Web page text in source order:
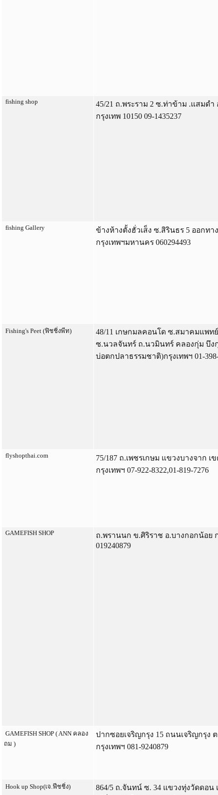
fishing shop
45/21 ถ.พระราม 2 ซ.ท่าข้าม .แสมดํา
กรุงเทพ 10150 09-1435237
fishing Gallery
ข้างห้างตั้งฮั่วเส็ง ซ.สิรินธร 5 ออกท
กรุงเทพฯมหานคร 060294493
Fishing's Peet (ฟิชชิ่งพีท)
48/11 เกษกมลคอนโด ซ.สมาคมแพท
ซ.นวลจันทร์ ถ.นวมินทร์ คลองกุ่ม บึง
บ่อตกปลาธรรมชาติ)กรุงเทพฯ 01-
flyshopthai.com
75/187 ถ.เพชรเกษม แขวงบางจาก เ
กรุงเทพฯ 07-922-8322,01-819-7276
GAMEFISH SHOP
ถ.พรานนก ข.ศิริราช อ.บางกอกน้อย ก
019240879
GAMEFISH SHOP ( ANN คลอง
ถม )
ปากซอยเจริญกรุง 15 ถนนเจริญกรุง
กรุงเทพฯ 081-9240879
Hook up Shop(เจ.ฟีชชิ่ง)
864/5 ถ.จันทน์ ซ. 34 แขวงทุ่งวัดดอน